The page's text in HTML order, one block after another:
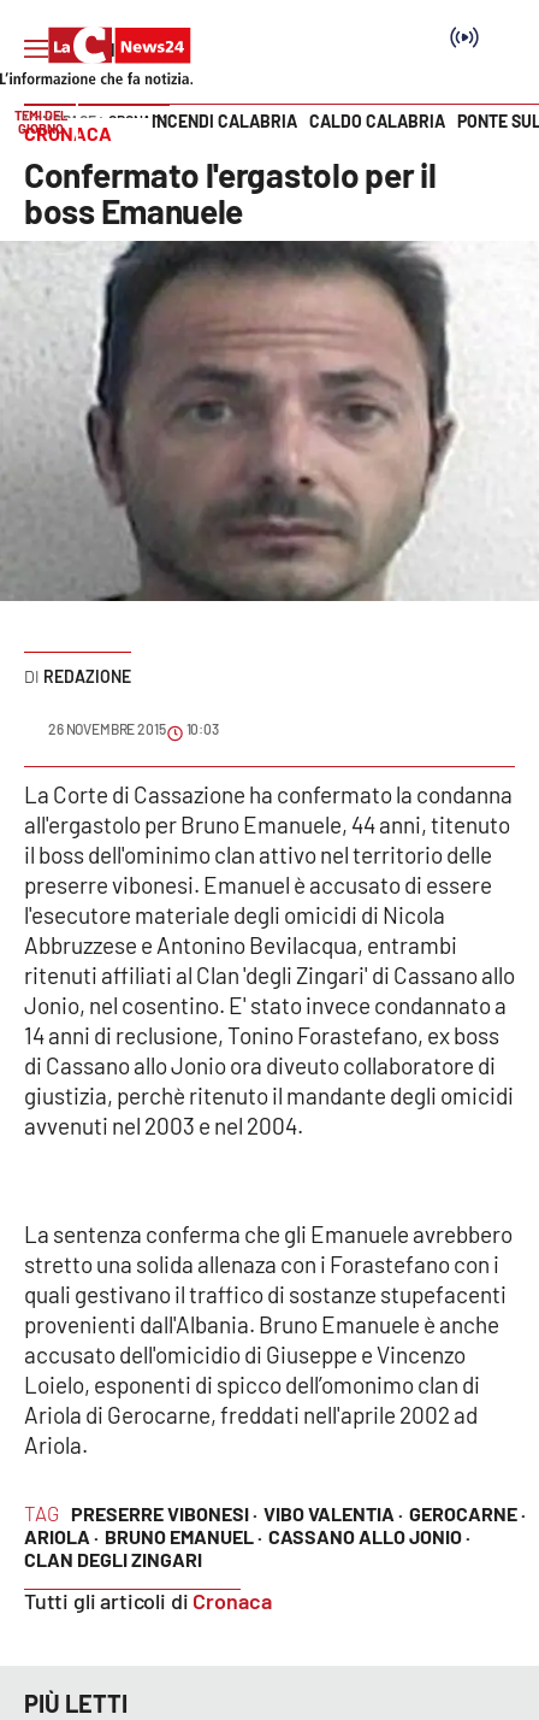
SEZIONI
Cronaca
Politica
Attualità
Economia e lavoro
Italia Mondo
Cultura
Podcast
Meteo
Editoriali
VIDEO
Ambiente
Cronaca
Cultura
Politica
Sanità
Società
Sport
RUBRICHE
Leggendo Alvaro insieme
Vai
TEMI DEL
GIORNO
INCENDI CALABRIA CALDO CALABRIA PONTE
HOME PAGE CRONACA
CRONACA
Confermato l'ergastolo per il
boss Emanuele
REDAZIONE
26 NOVEMBRE 2015 10:03
TAG PRESERRE VIBONESI · VIBO VALENTIA · GEROCARNE ·
ARIOLA · BRUNO EMANUEL · CASSANO ALLO JONIO ·
CLAN DEGLI ZINGARI
Tutti gli articoli di Cronaca
La Corte di Cassazione ha confermato la condanna
all'ergastolo per Bruno Emanuele, 44 anni, titenuto
il boss dell'ominimo clan attivo nel territorio delle
preserre vibonesi. Emanuel è accusato di essere
l'esecutore materiale degli omicidi di Nicola
Abbruzzese e Antonino Bevilacqua, entrambi
ritenuti affiliati al Clan 'degli Zingari' di Cassano allo
Jonio, nel cosentino. E' stato invece condannato a
14 anni di reclusione, Tonino Forastefano, ex boss
di Cassano allo Jonio ora diveuto collaboratore di
giustizia, perchè ritenuto il mandante degli omicidi
avvenuti nel 2003 e nel 2004.
La sentenza conferma che gli Emanuele avrebbero
stretto una solida allenaza con i Forastefano con i
quali gestivano il traffico di sostanze stupefacenti
provenienti dall'Albania. Bruno Emanuele è anche
accusato dell'omicidio di Giuseppe e Vincenzo
Loielo, esponenti di spicco dell’omonimo clan di
Ariola di Gerocarne, freddati nell'aprile 2002 ad
Ariola.
PIÙ LETTI